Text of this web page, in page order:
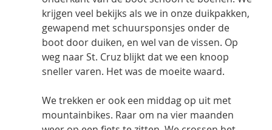
krijgen veel bekijks als we in onze duikpakken,
gewapend met schuursponsjes onder de
boot door duiken, en wel van de vissen. Op
weg naar St. Cruz blijkt dat we een knoop
sneller varen. Het was de moeite waard.
We trekken er ook een middag op uit met
mountainbikes. Raar om na vier maanden